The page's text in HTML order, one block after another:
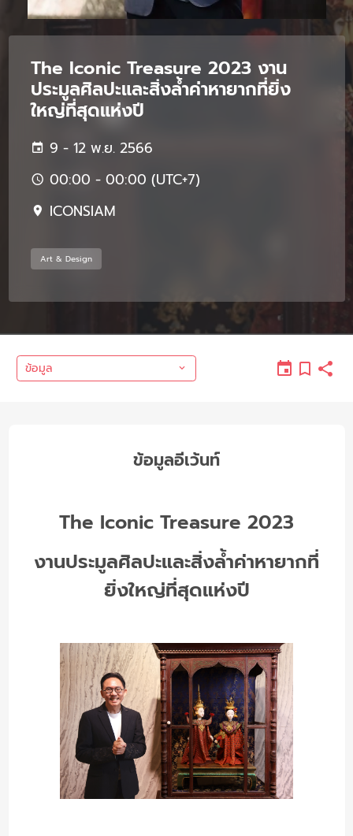
The Iconic Treasure 2023 งาน
ประมูลศิลปะและสิ่งล้ำค่าหายากที่ยิ่ง
ใหญ่ที่สุดแห่งปี
9 - 12 พ.ย. 2566
00:00 - 00:00 (UTC+7)
ICONSIAM
Art & Design
ข้อมูล
ข้อมูลอีเว้นท์
The Iconic Treasure 2023
งานประมูลศิลปะและสิ่งล้ำค่าหายากที่
ยิ่งใหญ่ที่สุดแห่งปี